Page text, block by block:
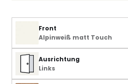
Front
Alpinweiß matt Touch
Ausrichtung
Links